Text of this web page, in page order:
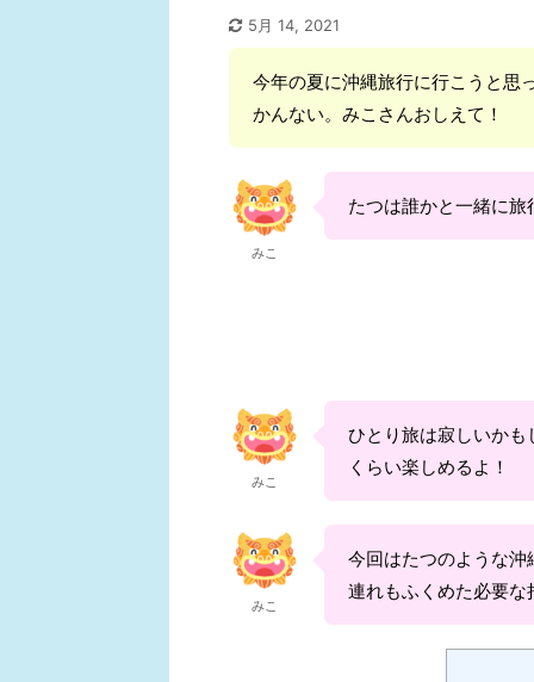
5月 14, 2021
今年の夏に沖縄旅行に行こうと思
かんない。みこさんおしえて！
みこ
たつは誰かと一緒に旅
みこ
ひとり旅は寂しいか
くらい楽しめるよ！
みこ
今回はたつのような
連れもふくめた必要